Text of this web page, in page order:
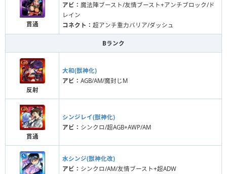
貫通
アビ： 魔法陣ブースト/友情ブースト+アンチブロック/ド
レイン
コネクト： 超アンチ重力バリア/ダッシュ
Bランク
反射
大和(獣神化)
アビ： AGB/AM/魔封じM
貫通
シンジレイ(獣神化)
アビ： シンクロ/超AGB+AWP/AM
水シンジ(獣神化改)
アビ： シンクロ/AM/友情ブースト+超ADW